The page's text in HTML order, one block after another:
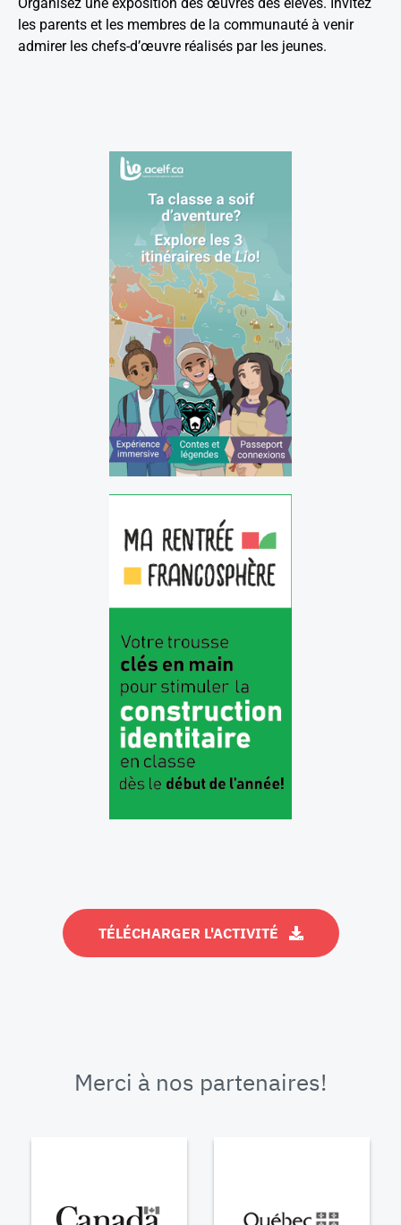
les parents et les membres de la communauté à venir
admirer les chefs-d’œuvre réalisés par les jeunes.
TÉLÉCHARGER L'ACTIVITÉ
Merci à nos partenaires!